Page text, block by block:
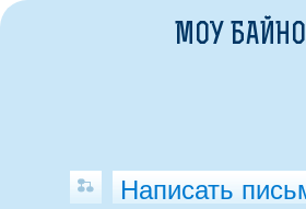
МОУ
Написать